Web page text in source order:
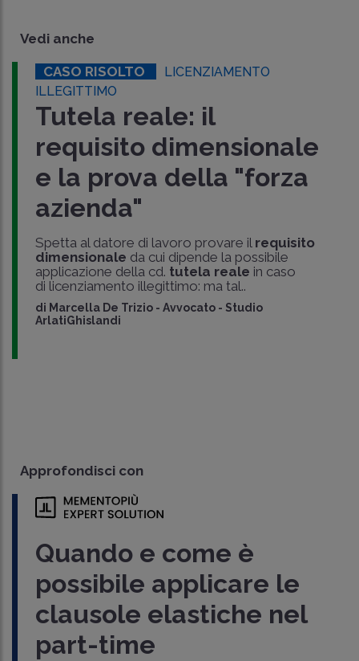
Vedi anche
CASO RISOLTO
LICENZIAMENTO
ILLEGITTIMO
Tutela reale: il
requisito dimensionale
e la prova della "forza
azienda"
Spetta al datore di lavoro provare il requisito
dimensionale da cui dipende la possibile
applicazione della cd. tutela reale in caso
di licenziamento illegittimo: ma tal..
di Marcella De Trizio - Avvocato - Studio
ArlatiGhislandi
Approfondisci con
Quando e come è
possibile applicare le
clausole elastiche nel
part-time